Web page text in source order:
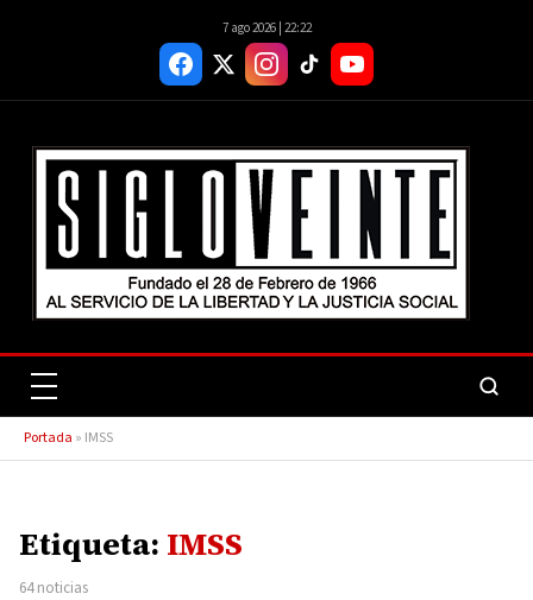
7 ago 2026 | 22:22
Portada » IMSS
Etiqueta: IMSS
64 noticias